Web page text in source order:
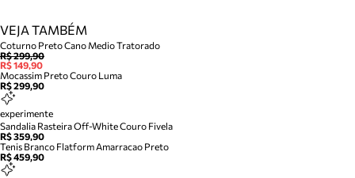
VEJA TAMBÉM
Coturno Preto Cano Medio Tratorado
R$ 299,90
R$ 149,90
Mocassim Preto Couro Luma
R$ 299,90
experimente
Sandalia Rasteira Off-White Couro Fivela
R$ 359,90
Tenis Branco Flatform Amarracao Preto
R$ 459,90